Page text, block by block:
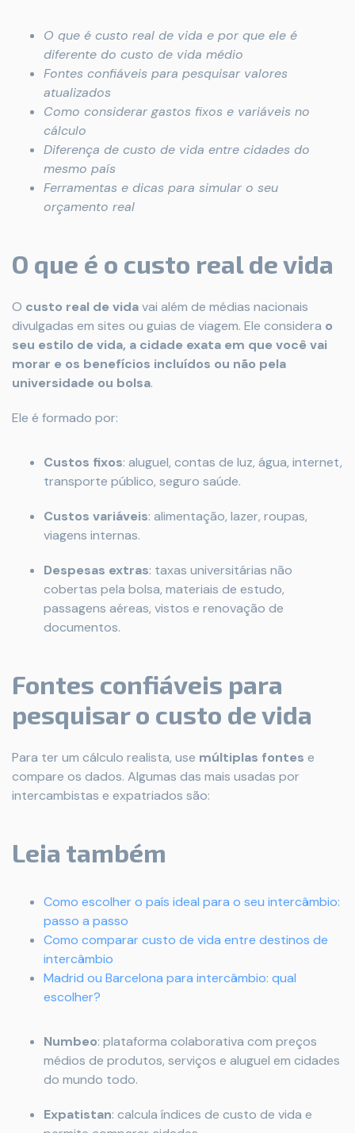
O que é custo real de vida e por que ele é
diferente do custo de vida médio
Fontes confiáveis para pesquisar valores
atualizados
Como considerar gastos fixos e variáveis no
cálculo
Diferença de custo de vida entre cidades do
mesmo país
Ferramentas e dicas para simular o seu
orçamento real
O que é o custo real de vida
O custo real de vidavai além de médias nacionais
divulgadas em sites ou guias de viagem. Ele considera o
seu estilo de vida, a cidade exata em que você vai
morar e os benefícios incluídos ou não pela
universidade ou bolsa.
Ele é formado por:
Custos fixos: aluguel, contas de luz, água, internet,
transporte público, seguro saúde.
Custos variáveis: alimentação, lazer, roupas,
viagens internas.
Despesas extras: taxas universitárias não
cobertas pela bolsa, materiais de estudo,
passagens aéreas, vistos e renovação de
documentos.
Fontes confiáveis para
pesquisar o custo de vida
Para ter um cálculo realista, use múltiplas fontes e
compare os dados. Algumas das mais usadas por
intercambistas e expatriados são:
Leia também
Como escolher o país ideal para o seu intercâmbio:
passo a passo
Como comparar custo de vida entre destinos de
intercâmbio
Madrid ou Barcelona para intercâmbio: qual
escolher?
Numbeo: plataforma colaborativa com preços
médios de produtos, serviços e aluguel em cidades
do mundo todo.
Expatistan: calcula índices de custo de vida e